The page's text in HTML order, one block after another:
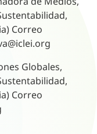
Correo
Globales,
Correo